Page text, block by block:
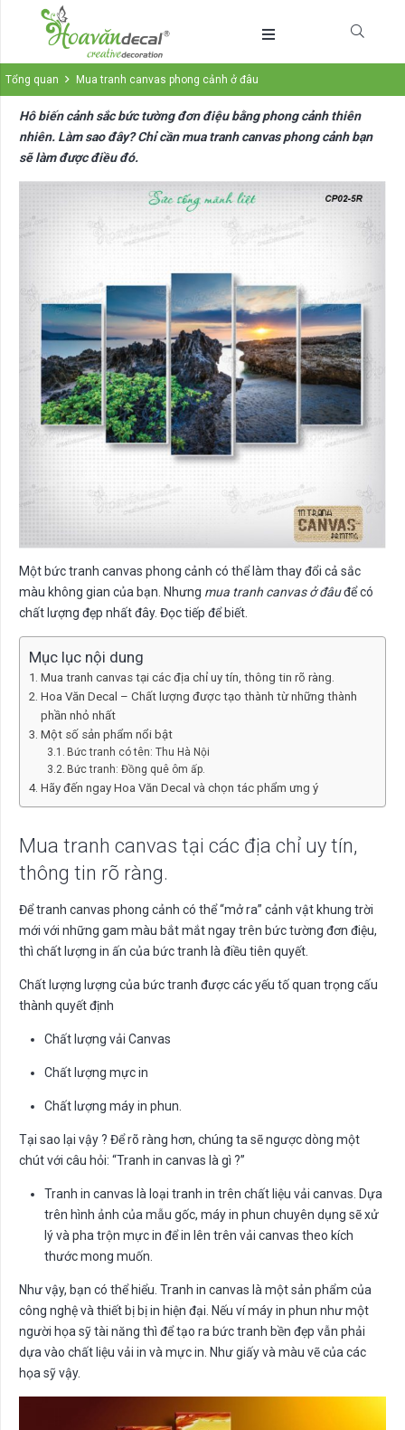
Tổng quan Mua tranh canvas phong cảnh ở đâu
Hô biến cảnh sắc bức tường đơn điệu bằng phong cảnh thiên
nhiên. Làm sao đây? Chỉ cần mua tranh canvas phong cảnh bạn
sẽ làm được điều đó.
Một bức tranh canvas phong cảnh có thể làm thay đổi cả sắc
màu không gian của bạn. Nhưng mua tranh canvas ở đâuđể có
chất lượng đẹp nhất đây. Đọc tiếp để biết.
Mục lục nội dung
Mua tranh canvas tại các địa chỉ uy tín, thông tin rõ ràng.
Hoa Văn Decal – Chất lượng được tạo thành từ những thành
phần nhỏ nhất
Một số sản phẩm nổi bật
Bức tranh có tên: Thu Hà Nội
Bức tranh: Đồng quê ôm ấp.
Hãy đến ngay Hoa Văn Decal và chọn tác phẩm ưng ý
Mua tranh canvas tại các địa chỉ uy tín,
thông tin rõ ràng.
Để tranh canvas phong cảnh có thể “mở ra” cảnh vật khung trời
mới với những gam màu bắt mắt ngay trên bức tường đơn điệu,
thì chất lượng in ấn của bức tranh là điều tiên quyết.
Chất lượng lượng của bức tranh được các yếu tố quan trọng cấu
thành quyết định
Chất lượng vải Canvas
Chất lượng mực in
Chất lượng máy in phun.
Tại sao lại vậy ? Để rõ ràng hơn, chúng ta sẽ ngược dòng một
chút với câu hỏi: “Tranh in canvas là gì ?”
Tranh in canvas là loại tranh in trên chất liệu vải canvas. Dựa
trên hình ảnh của mẫu gốc, máy in phun chuyên dụng sẽ xử
lý và pha trộn mực in để in lên trên vải canvas theo kích
thước mong muốn.
Như vậy, bạn có thể hiểu. Tranh in canvas là một sản phẩm của
công nghệ và thiết bị bị in hiện đại. Nếu ví máy in phun như một
người họa sỹ tài năng thì để tạo ra bức tranh bền đẹp vẫn phải
dựa vào chất liệu vải in và mực in. Như giấy và màu vẽ của các
họa sỹ vậy.